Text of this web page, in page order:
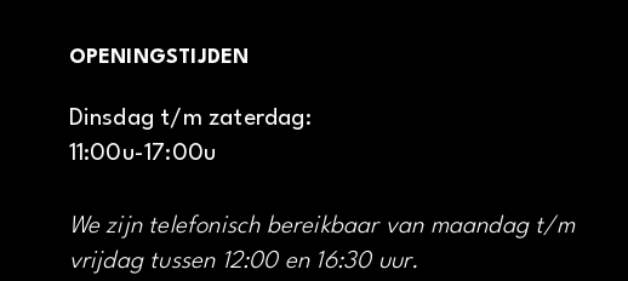
OPENINGSTIJDEN
Dinsdag t/m zaterdag:
11:00u-17:00u
We zijn telefonisch bereikbaar van maandag t/m
vrijdag tussen 12:00 en 16:30 uur.